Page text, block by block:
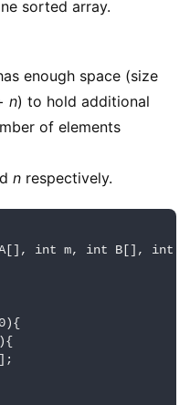
sorted array.
enough space (size
n) to hold additional
of elements
n respectively.
int m, int B[], int